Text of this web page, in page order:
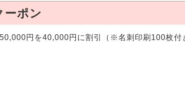
ポン
円を40,000円に割引（※名刺印刷100枚付